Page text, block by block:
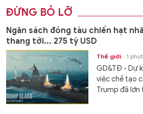
ĐỪNG BỎ LỠ
Ngân sách đóng tàu chiến hạt
thang tới... 275 tỷ USD
Thế giới 1
GD&TĐ - Dự
việc chế tạo
Trump đã